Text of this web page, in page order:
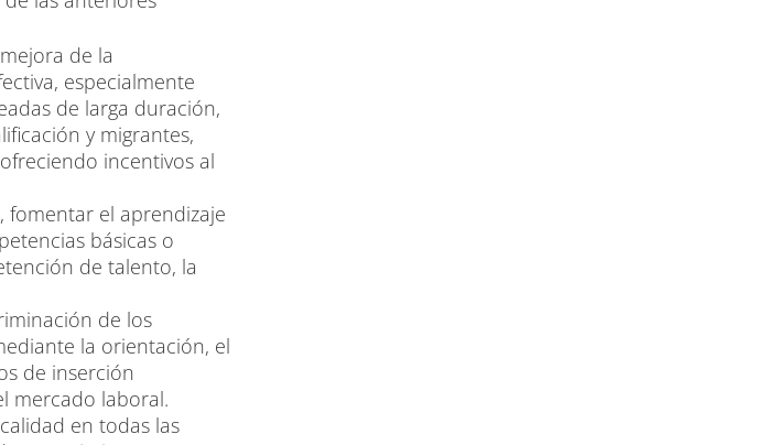
de la
especialmente
de larga duración,
y migrantes,
incentivos al
fomentar el aprendizaje
básicas o
de talento, la
de los
la orientación, el
de inserción
mercado laboral.
en todas las